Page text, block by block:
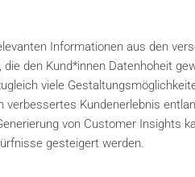
Informationen aus den
den Kund*innen Datenhoheit
viele
verbessertes Kundenerlebnis
von Customer Insights
gesteigert werden.